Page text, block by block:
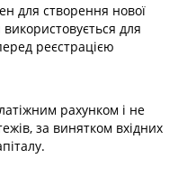
для створення нової
використовується для
реєстрацією
рахунком і не
за винятком вхідних